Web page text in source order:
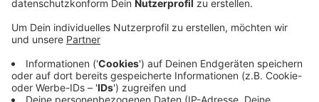
Tierpark wissen nicht genau, wer die Mutter der
Jungtiere ist.
Veröffentlicht:Freitag, 06.03.2020 06:12
Anzeige